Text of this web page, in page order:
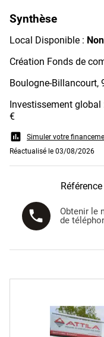
Synthèse
Local Disponible : Non
Création Fonds de
Boulogne-Billancourt,
Investissement global
€
assessment
Simuler votre
Réactualisé le 03/08/2026
phone
Obtenir le
de